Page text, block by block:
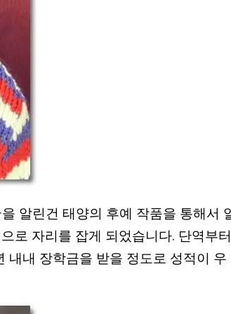
알린건 태양의 후예 작품을 통해서
로 자리를 잡게 되었습니다. 단역부터
내내 장학금을 받을 정도로 성적이 우